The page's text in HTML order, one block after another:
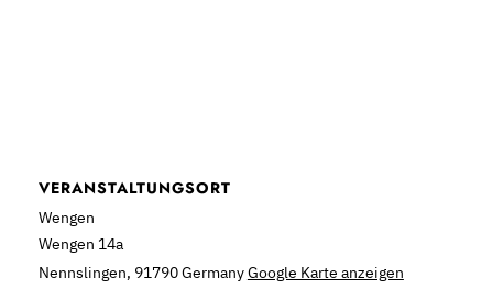
VERANSTALTUNGSORT
Wengen
Wengen 14a
Nennslingen, 91790GermanyGoogle Karte anzeigen